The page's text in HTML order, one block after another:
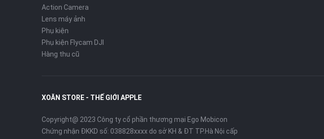
Action Camera
Lens máy ảnh
Phụ kiện
Phụ kiện Flycam DJI
Hàng thu cũ
XOĂN STORE - THẾ GIỚI APPLE
Copyright@ 2023 Công ty cổ phần thương mại Ego Mobicon
Chứng nhận ĐKKD số: 038828xxxx do sở KH & ĐT TP.Hà Nội cấp